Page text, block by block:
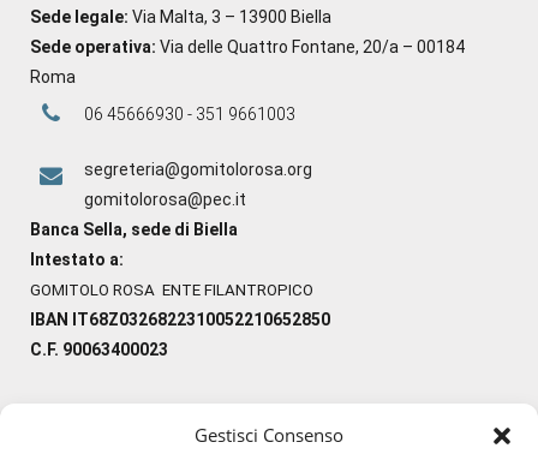
Gestisci Consenso
Sede legale: Via Malta, 3 – 13900 Biella
Sede operativa: Via delle Quattro Fontane, 20/a – 00184
Roma
06 45666930 - 351 9661003
segreteria@gomitolorosa.org
gomitolorosa@pec.it
Banca Sella, sede di Biella
Intestato a:
GOMITOLO ROSA ENTE FILANTROPICO
IBAN IT68Z0326822310052210652850
C.F. 90063400023